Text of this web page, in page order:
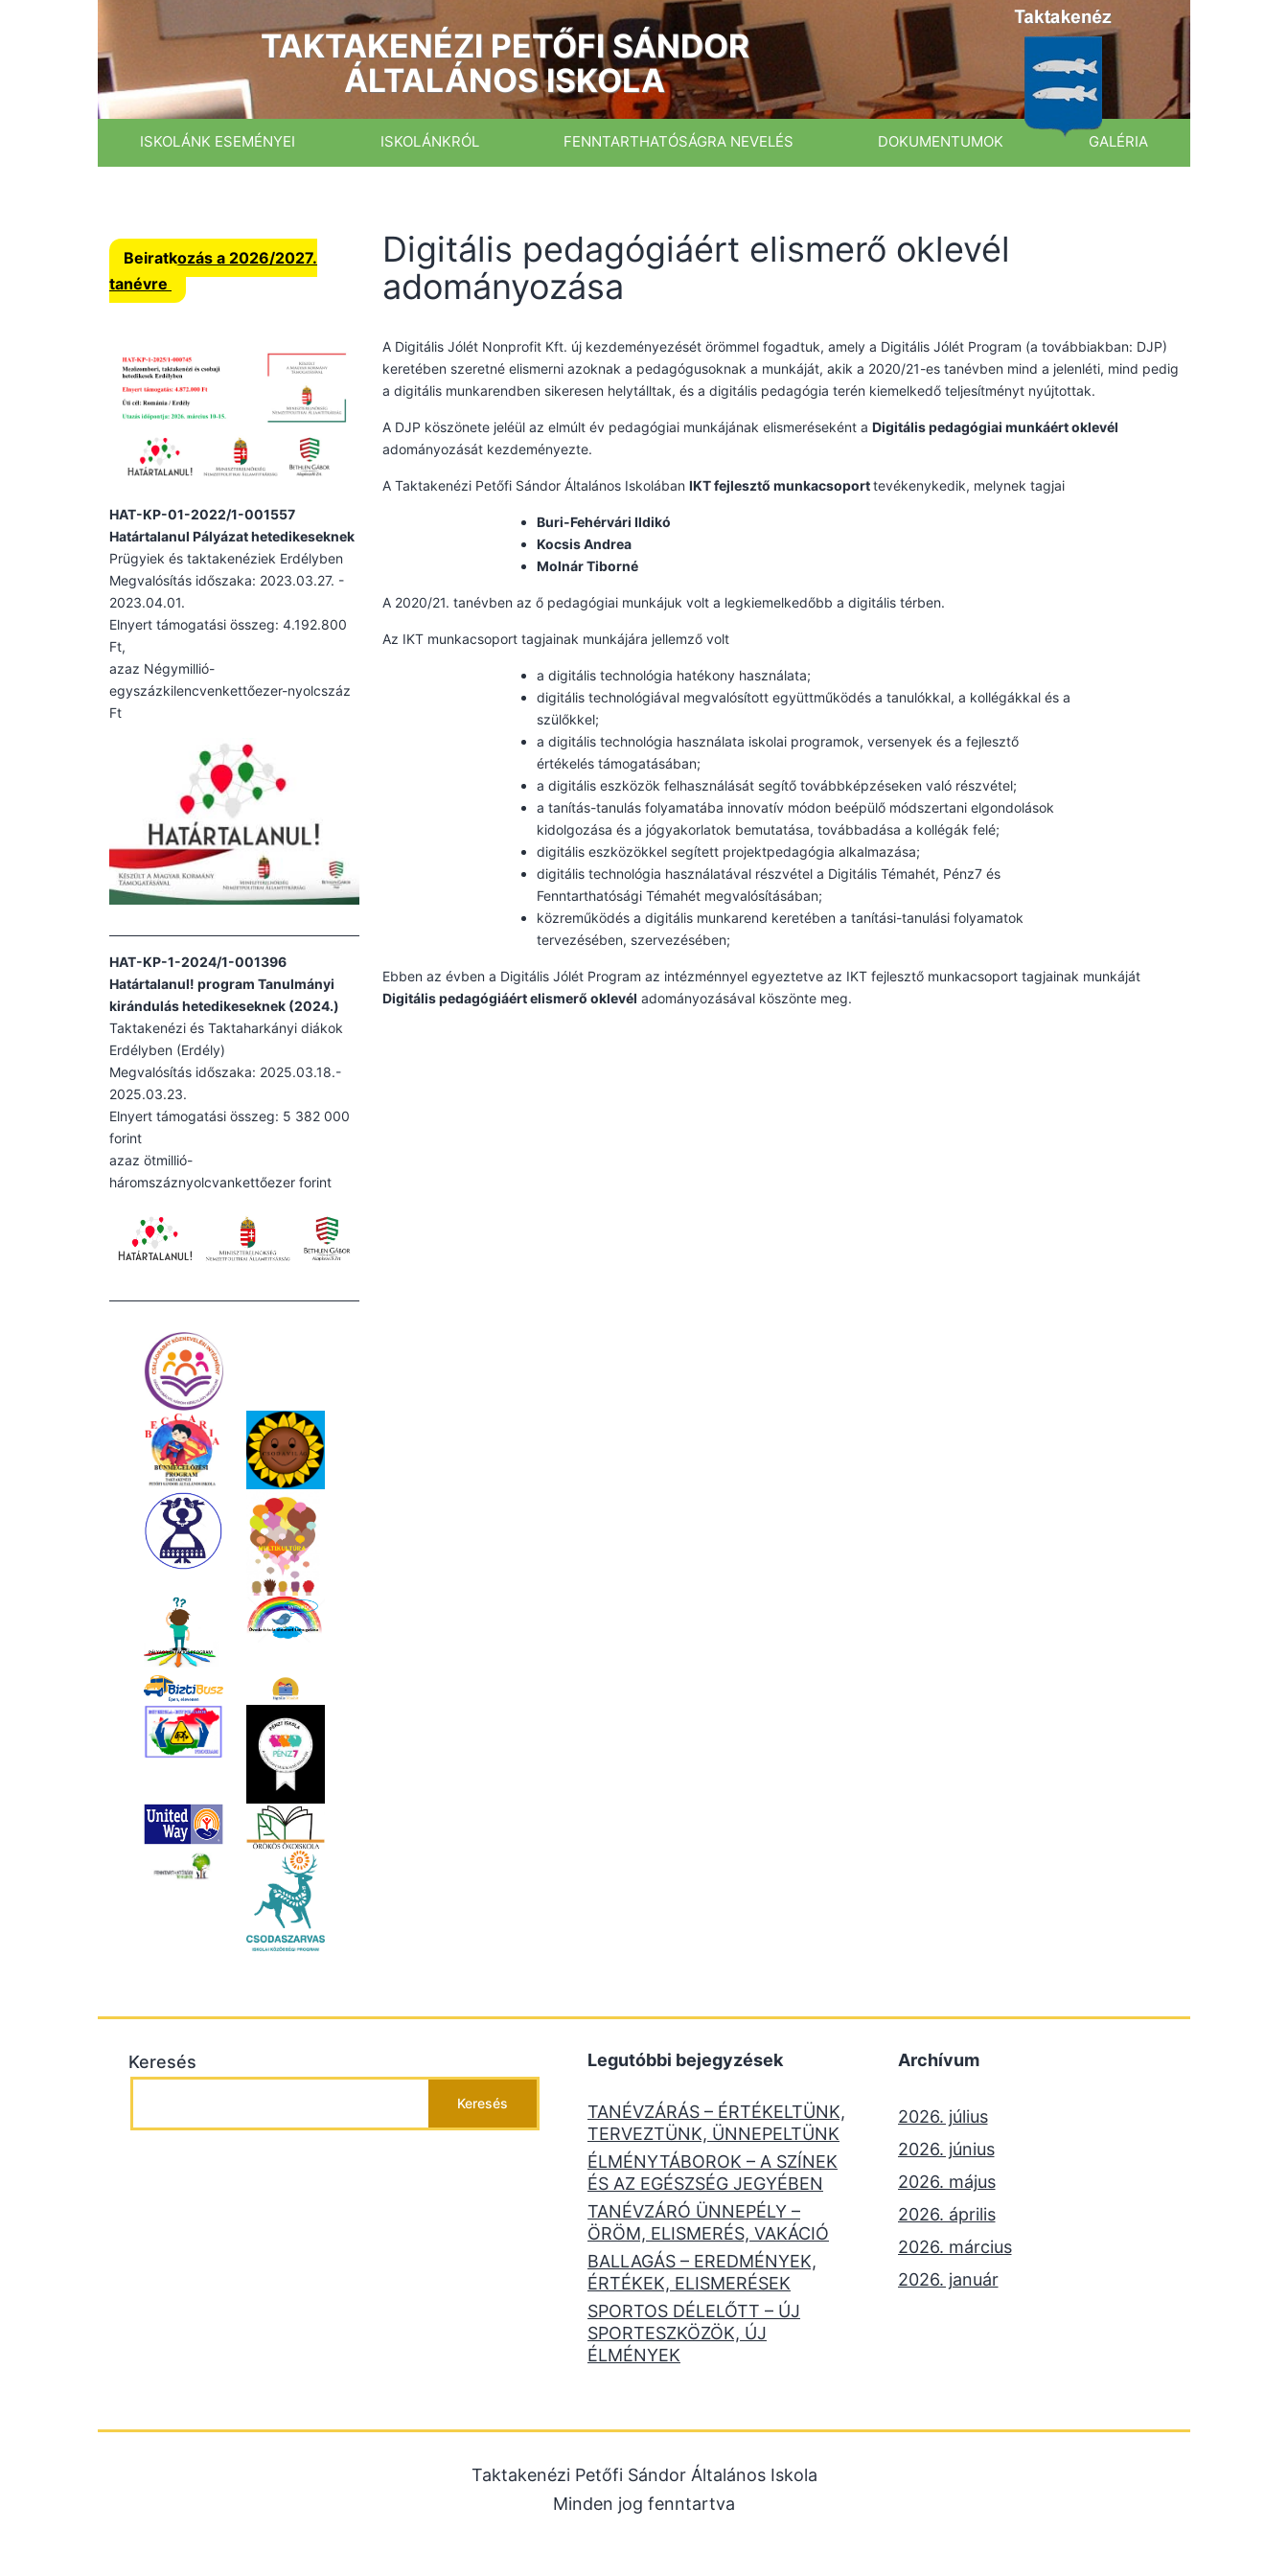
TAKTAKENÉZI PETŐFI SÁNDOR
ÁLTALÁNOS ISKOLA
ISKOLÁNK ESEMÉNYEI ISKOLÁNKRÓL FENNTARTHATÓSÁGRA NEVELÉS DOKUMENTUMOK GALÉRIA
Beiratkozás a 2026/2027.
tanévre
HAT-KP-01-2022/1-001557
Határtalanul Pályázat hetedikeseknek
Prügyiek és taktakenéziek Erdélyben
Megvalósítás időszaka: 2023.03.27. -
2023.04.01.
Elnyert támogatási összeg: 4.192.800
Ft,
azaz Négymillió-
egyszázkilencvenkettőezer-nyolcszáz
Ft
HAT-KP-1-2024/1-001396
Határtalanul! program Tanulmányi
kirándulás hetedikeseknek (2024.)
Taktakenézi és Taktaharkányi diákok
Erdélyben (Erdély)
Megvalósítás időszaka: 2025.03.18.-
2025.03.23.
Elnyert támogatási összeg: 5 382 000
forint
azaz ötmillió-
háromszáznyolcvankettőezer forint
Digitális pedagógiáért elismerő oklevél
adományozása
A Digitális Jólét Nonprofit Kft. új kezdeményezését örömmel fogadtuk, amely a Digitális Jólét Program (a továbbiakban: DJP)
keretében szeretné elismerni azoknak a pedagógusoknak a munkáját, akik a 2020/21-es tanévben mind a jelenléti, mind pedig
a digitális munkarendben sikeresen helytálltak, és a digitális pedagógia terén kiemelkedő teljesítményt nyújtottak.
A DJP köszönete jeléül az elmúlt év pedagógiai munkájának elismeréseként a Digitális pedagógiai munkáért oklevél
adományozását kezdeményezte.
A Taktakenézi Petőfi Sándor Általános Iskolában IKT fejlesztő munkacsoporttevékenykedik, melynek tagjai
Buri-Fehérvári Ildikó
Kocsis Andrea
Molnár Tiborné
A 2020/21. tanévben az ő pedagógiai munkájuk volt a legkiemelkedőbb a digitális térben.
Az IKT munkacsoport tagjainak munkájára jellemző volt
a digitális technológia hatékony használata;
digitális technológiával megvalósított együttműködés a tanulókkal, a kollégákkal és a
szülőkkel;
a digitális technológia használata iskolai programok, versenyek és a fejlesztő
értékelés támogatásában;
a digitális eszközök felhasználását segítő továbbképzéseken való részvétel;
a tanítás-tanulás folyamatába innovatív módon beépülő módszertani elgondolások
kidolgozása és a jógyakorlatok bemutatása, továbbadása a kollégák felé;
digitális eszközökkel segített projektpedagógia alkalmazása;
digitális technológia használatával részvétel a Digitális Témahét, Pénz7 és
Fenntarthatósági Témahét megvalósításában;
közreműködés a digitális munkarend keretében a tanítási-tanulási folyamatok
tervezésében, szervezésében;
Ebben az évben a Digitális Jólét Program az intézménnyel egyeztetve az IKT fejlesztő munkacsoport tagjainak munkáját
Digitális pedagógiáért elismerő oklevél adományozásával köszönte meg.
Keresés
Keresés
Legutóbbi bejegyzések
TANÉVZÁRÁS – ÉRTÉKELTÜNK,
TERVEZTÜNK, ÜNNEPELTÜNK
ÉLMÉNYTÁBOROK – A SZÍNEK
ÉS AZ EGÉSZSÉG JEGYÉBEN
TANÉVZÁRÓ ÜNNEPÉLY –
ÖRÖM, ELISMERÉS, VAKÁCIÓ
BALLAGÁS – EREDMÉNYEK,
ÉRTÉKEK, ELISMERÉSEK
SPORTOS DÉLELŐTT – ÚJ
SPORTESZKÖZÖK, ÚJ
ÉLMÉNYEK
Archívum
2026. július
2026. június
2026. május
2026. április
2026. március
2026. január
Taktakenézi Petőfi Sándor Általános Iskola
Minden jog fenntartva